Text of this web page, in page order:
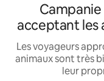
acceptant les
Les voyageurs
animaux sont très
leur